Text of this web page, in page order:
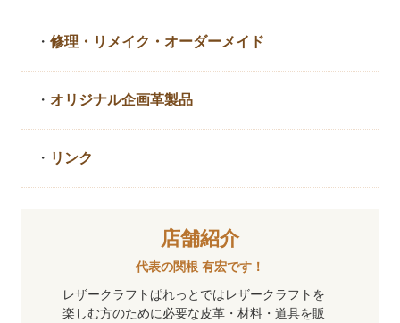
・修理・リメイク・ オーダーメイド
・ オリジナル企画革製品
・ リンク
店舗紹介
代表の関根 有宏です！
レザークラフトぱれっとではレザークラフトを
楽しむ方のために必要な皮革・材料・道具を販